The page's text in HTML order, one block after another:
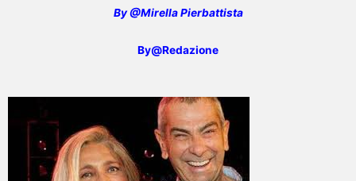
By @Mirella Pierbattista
By@Redazione